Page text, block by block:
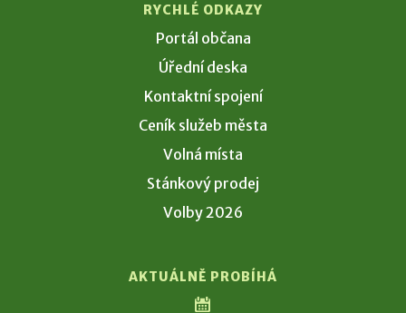
RYCHLÉ ODKAZY
Portál občana
Úřední deska
Kontaktní spojení
Ceník služeb města
Volná místa
Stánkový prodej
Volby 2026
AKTUÁLNĚ PROBÍHÁ